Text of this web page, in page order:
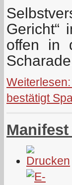
Gericht“
offen in
bestätigt